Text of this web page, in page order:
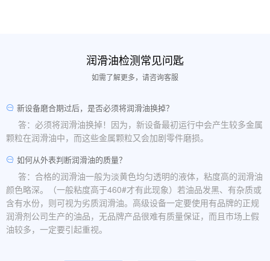
润滑油检测常见问匙
如需了解更多，请咨询客服
新设备磨合期过后，是否必须将润滑油换掉？
答：必须将润滑油换掉！因为，新设备最初运行中会产生较多金属
颗粒在润滑油中，而这些金属颗粒又会加剧零件磨损。
如何从外表判断润滑油的质量？
答：合格的润滑油一般为淡黄色均匀透明的液体，粘度高的润滑油
颜色略深。（一般粘度高于460#才有此现象）若油品发黑、有杂质或
含有水份，则可视为劣质润滑油。高级设备一定要使用有品牌的正规
润滑剂公司生产的油品，无品牌产品很难有质量保证，而且市场上假
油较多，一定要引起重视。